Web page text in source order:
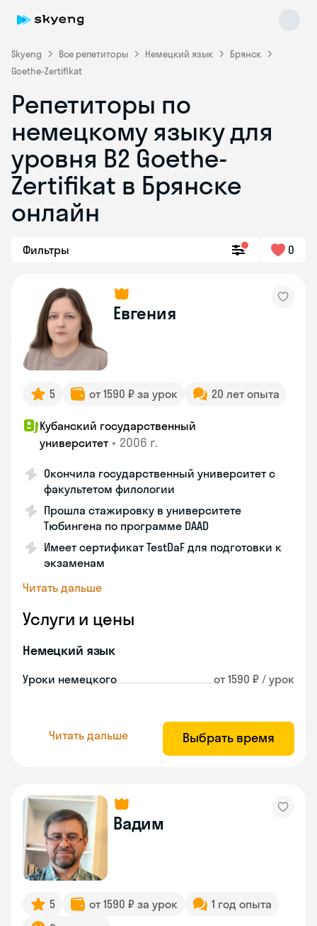
Skyeng Все репетиторы Немецкий язык
Брянск
Goethe-Zertifikat
Репетиторы по
немецкому языку для
уровня B2 Goethe-
Zertifikat в Брянске
онлайн
Фильтры 0
Евгения
5 от 1590 ₽ за урок 20 лет опыта
Кубанский государственный
университет • 2006 г.
Окончила государственный университет с
факультетом филологии
Прошла стажировку в университете
Тюбингена по программе DAAD
Имеет сертификат TestDaF для подготовки к
экзаменам
Читать дальше
Услуги и цены
Немецкий язык
Уроки немецкого от 1590 ₽ / урок
Читать дальше Выбрать время
Вадим
5 от 1590 ₽ за урок
1 год опыта
Skyeng Chat